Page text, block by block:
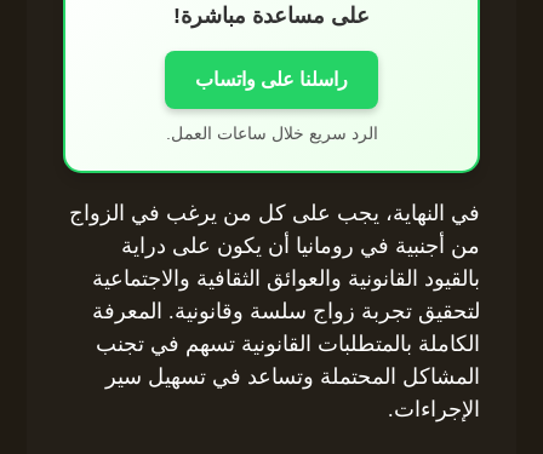
على مساعدة مباشرة!
راسلنا على واتساب
الرد سريع خلال ساعات العمل.
في النهاية، يجب على كل من يرغب في الزواج
من أجنبية في رومانيا أن يكون على دراية
بالقيود القانونية والعوائق الثقافية والاجتماعية
لتحقيق تجربة زواج سلسة وقانونية. المعرفة
الكاملة بالمتطلبات القانونية تسهم في تجنب
المشاكل المحتملة وتساعد في تسهيل سير
الإجراءات.